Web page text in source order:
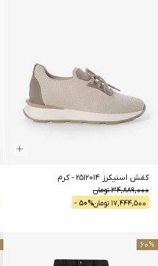
کفش اسنیکرز 2512014 -کرم
34,889,000تومان
17,444,500 تومان 50% -
60%